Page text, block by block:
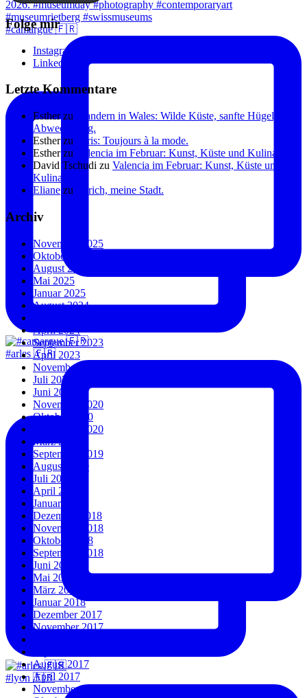
#camargue 🇫🇷
#arles 🇫🇷
#lyon 🇫🇷
Folge mir
Instagram
Linkedin
Letzte Kommentare
Estherzu
Wandern in Wales: Wilde Küste, sanfte Hügel, viel
Abwechslung.
Estherzu
Paris: Toujours à la mode.
Estherzu
Valencia im Februar: Kunst, Küste und Kulinarik.
David Tschudi zu Valencia im Februar: Kunst, Küste und
Kulinarik.
Eliane zu Zürich, meine Stadt.
Archiv
November 2025
Oktober 2025
August 2025
Mai 2025
Januar 2025
August 2024
April 2024
September 2023
April 2023
November 2022
Juli 2022
Juni 2022
November 2020
Oktober 2020
September 2020
März 2020
September 2019
August 2019
Juli 2019
April 2019
Januar 2019
Dezember 2018
November 2018
Oktober 2018
September 2018
Juni 2018
Mai 2018
März 2018
Januar 2018
Dezember 2017
November 2017
August 2017
April 2017
November 2016